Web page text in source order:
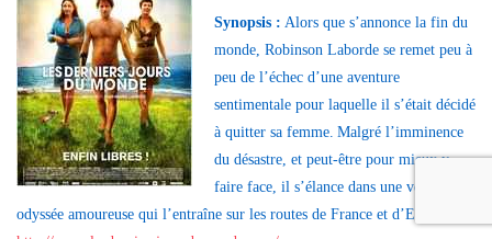
Synopsis : Alors que s’annonce la fin du
monde, Robinson Laborde se remet peu à
peu de l’échec d’une aventure
sentimentale pour laquelle il s’était décidé
à quitter sa femme. Malgré l’imminence
du désastre, et peut-être pour mieux y
faire face, il s’élance dans une véritable
odyssée amoureuse qui l’entraîne sur les routes de France et d’Espagne.